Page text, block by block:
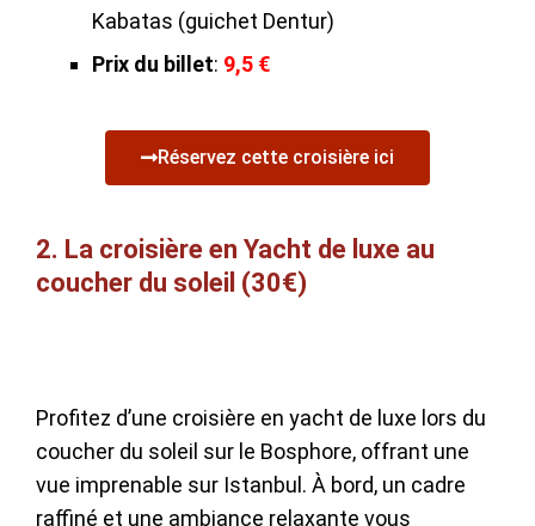
Kabatas (guichet Dentur)
Prix du billet: 9,5 €
Réservez cette croisière ici
2. La croisière en Yacht de luxe au
coucher du soleil (30€)
Profitez d’une croisière en yacht de luxe lors du
coucher du soleil sur le Bosphore, offrant une
vue imprenable sur Istanbul. À bord, un cadre
raffiné et une ambiance relaxante vous